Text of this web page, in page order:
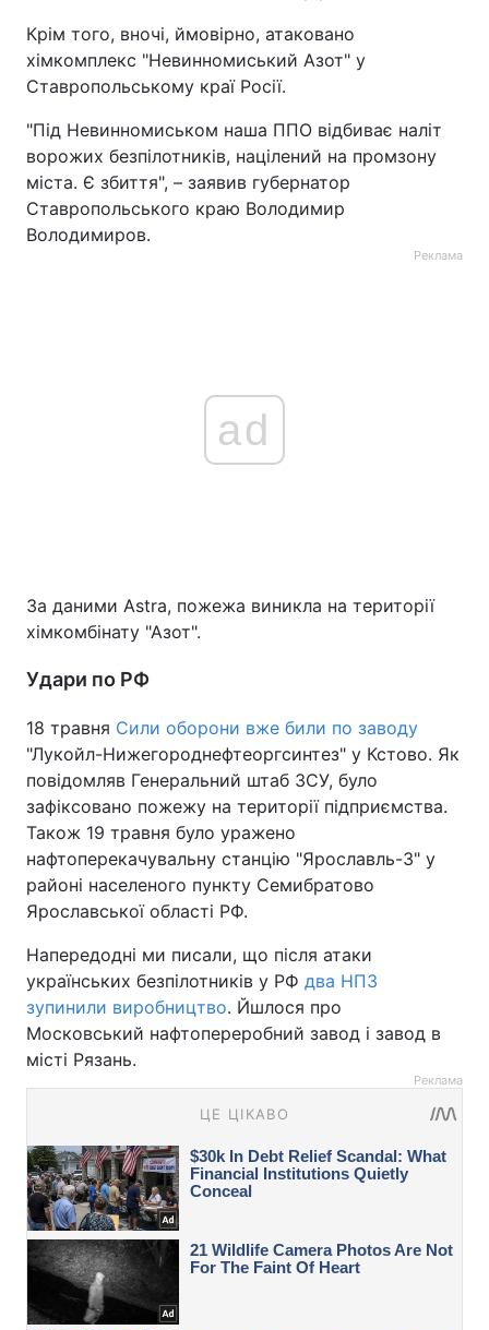
Крім того, вночі, ймовірно, атаковано
хімкомплекс "Невинномиський Азот" у
Ставропольському краї Росії.
"Під Невинномиськом наша ППО відбиває наліт
ворожих безпілотників, націлений на промзону
міста. Є збиття", – заявив губернатор
Ставропольського краю Володимир
Володимиров.
Реклама
ad
За даними Astra, пожежа виникла на території
хімкомбінату "Азот".
Удари по РФ
18 травня Сили оборони вже били по заводу
"Лукойл-Нижегороднефтеоргсинтез" у Кстово. Як
повідомляв Генеральний штаб ЗСУ, було
зафіксовано пожежу на території підприємства.
Також 19 травня було уражено
нафтоперекачувальну станцію "Ярославль-3" у
районі населеного пункту Семибратово
Ярославської області РФ.
Напередодні ми писали, що після атаки
українських безпілотників у РФ два НПЗ
зупинили виробництво. Йшлося про
Московський нафтопереробний завод і завод в
місті Рязань.
Реклама